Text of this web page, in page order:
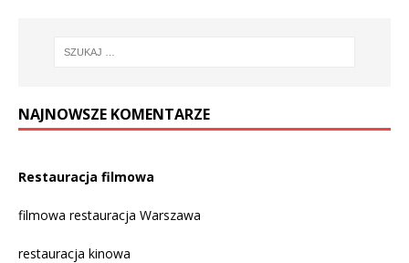
NAJNOWSZE KOMENTARZE
Restauracja filmowa
filmowa restauracja Warszawa
restauracja kinowa